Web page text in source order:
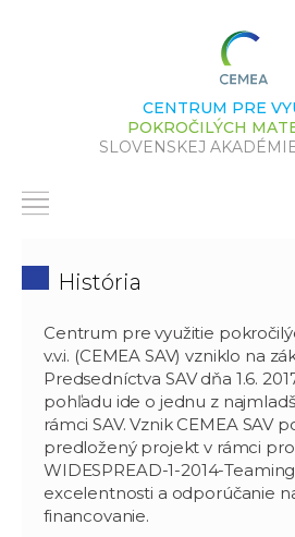
CENTRUM PRE
POKROČILÝCH
SLOVENSKEJ
História
Centrum pre využitie
v.v.i. (CEMEA SAV) vzniklo na
Predsedníctva SAV dňa 1.6.
pohľadu ide o jednu z
rámci SAV. Vznik CEMEA SAV
predložený projekt v rámci
WIDESPREAD-1-2014-
excelentnosti a odporúčanie
financovanie.